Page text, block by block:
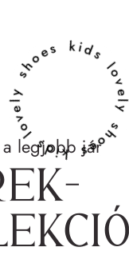
legjobb jár
lovely shoes kids